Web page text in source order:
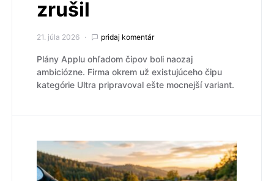
zrušil
21. júla 2026 pridaj komentár
Plány Applu ohľadom čipov boli naozaj
ambiciózne. Firma okrem už existujúceho čipu
kategórie Ultra pripravoval ešte mocnejší variant.